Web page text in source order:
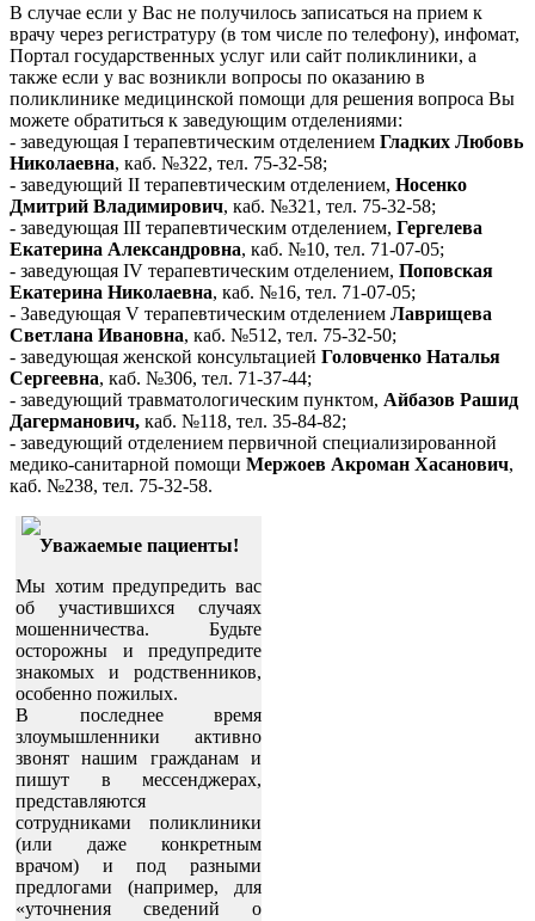
В случае если у Вас не получилось записаться на прием к
врачу через регистратуру (в том числе по телефону), инфомат,
Портал государственных услуг или сайт поликлиники, а
также если у вас возникли вопросы по оказанию в
поликлинике медицинской помощи для решения вопроса Вы
можете обратиться к заведующим отделениями:
- заведующая I терапевтическим отделением Гладких Любовь
Николаевна, каб. №322, тел. 75-32-58;
- заведующий II терапевтическим отделением, Носенко
Дмитрий Владимирович, каб. №321, тел. 75-32-58;
- заведующая III терапевтическим отделением, Гергелева
Екатерина Александровна, каб. №10, тел. 71-07-05;
- заведующая IV терапевтическим отделением, Поповская
Екатерина Николаевна, каб. №16, тел. 71-07-05;
- Заведующая V терапевтическим отделением Лаврищева
Светлана Ивановна, каб. №512, тел. 75-32-50;
- заведующая женской консультацией Головченко Наталья
Сергеевна, каб. №306, тел. 71-37-44;
- заведующий травматологическим пунктом, Айбазов Рашид
Дагерманович, каб. №118, тел. 35-84-82;
- заведующий отделением первичной специализированной
медико-санитарной помощи Мержоев Акроман Хасанович,
каб. №238, тел. 75-32-58.
Уважаемые пациенты!
Мы хотим предупредить вас
об участившихся случаях
мошенничества. Будьте
осторожны и предупредите
знакомых и родственников,
особенно пожилых.
В последнее время
злоумышленники активно
звонят нашим гражданам и
пишут в мессенджерах,
представляются
сотрудниками поликлиники
(или даже конкретным
врачом) и под разными
предлогами (например, для
«уточнения сведений о